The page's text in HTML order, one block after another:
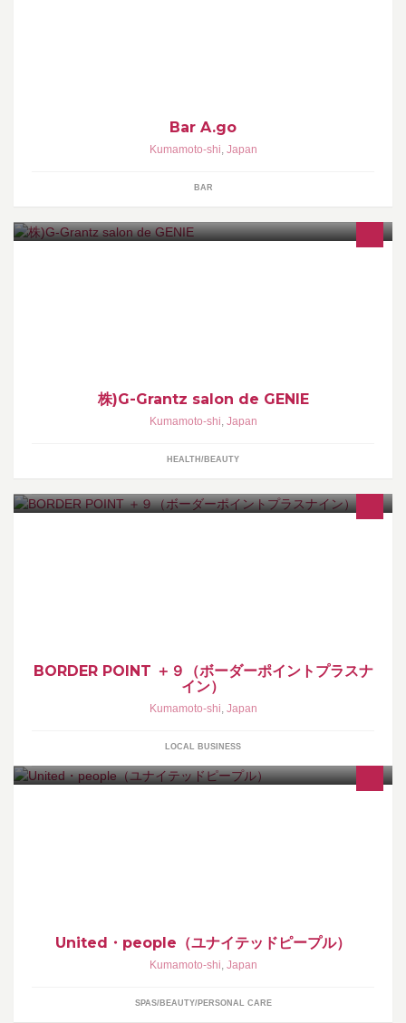
Bar A.go
Kumamoto-shi, Japan
BAR
株)G-Grantz salon de GENIE
Kumamoto-shi, Japan
HEALTH/BEAUTY
BORDER POINT ＋９（ボーダーポイントプラスナ
イン）
Kumamoto-shi, Japan
LOCAL BUSINESS
United・people（ユナイテッドピープル）
Kumamoto-shi, Japan
SPAS/BEAUTY/PERSONAL CARE